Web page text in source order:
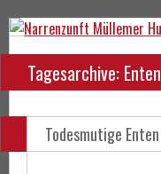
Tagesarchive:
Todesmutige